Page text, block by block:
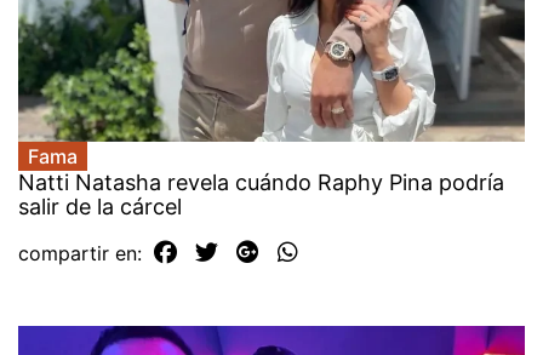
Fama
Natti Natasha revela cuándo Raphy Pina podría
salir de la cárcel
compartir en: